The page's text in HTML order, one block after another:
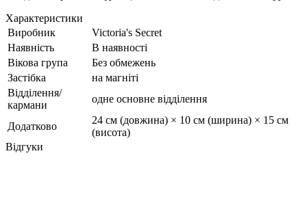
Характеристики
Виробник
Victoria's Secret
Наявність
В наявності
Вікова група
Без обмежень
Застібка
на магніті
Відділення/
кармани
одне основне відділення
Додатково
24 см (довжина) × 10 см (ширина) × 15 см
(висота)
Відгуки